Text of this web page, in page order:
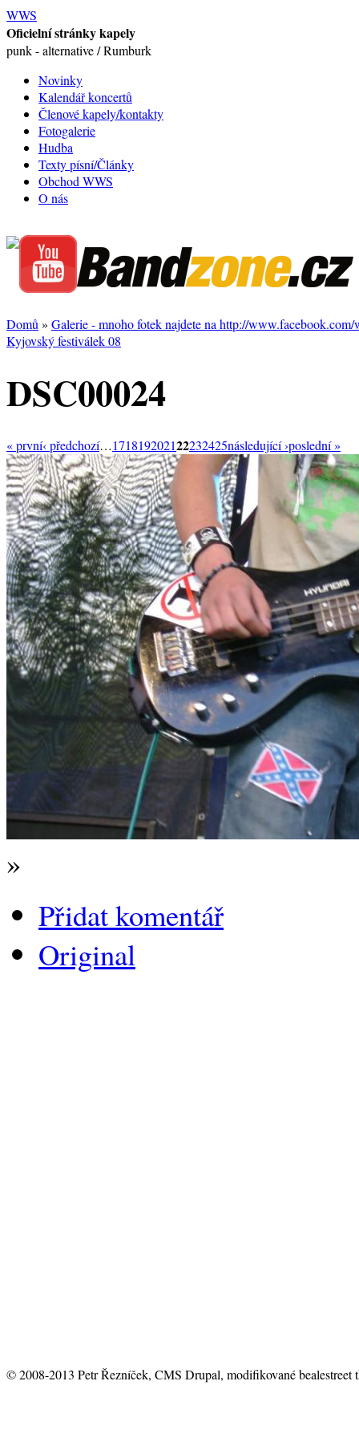
WWS
Oficielní stránky kapely
punk - alternative / Rumburk
Novinky
Kalendář koncertů
Členové kapely/kontakty
Fotogalerie
Hudba
Texty písní/Články
Obchod WWS
O nás
Domů » Galerie - mnoho fotek najdete na http://www.facebook.com/
Kyjovský festiválek 08
DSC00024
« první‹ předchozí…171819202122232425následující ›poslední »
»
Přidat komentář
Original
© 2008-2013 Petr Řezníček, CMS Drupal, modifikované bealestreet